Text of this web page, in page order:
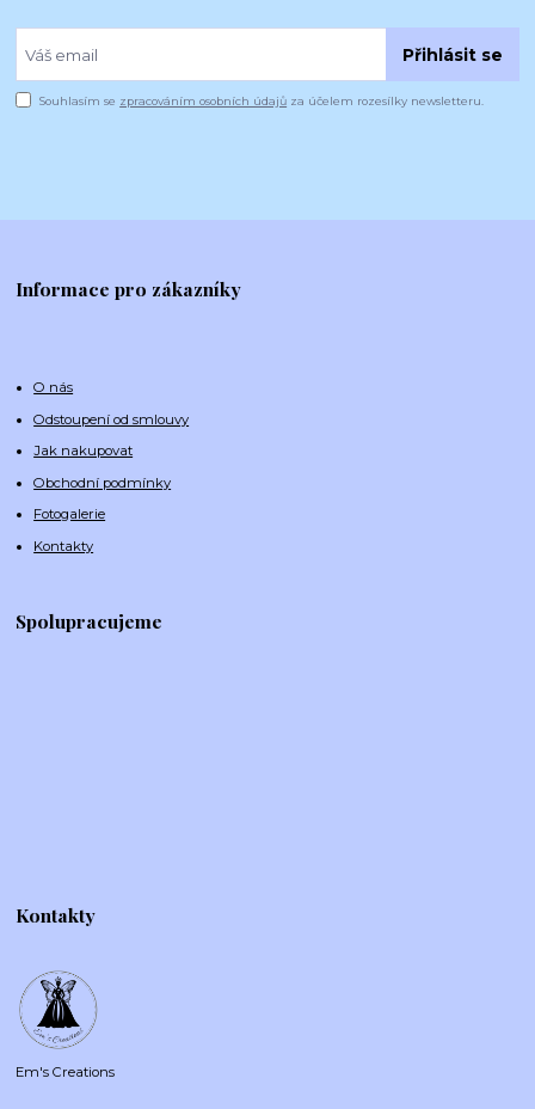
Přihlásit se
Souhlasím se zpracováním osobních údajů za účelem rozesílky newsletteru.
Informace pro zákazníky
O nás
Odstoupení od smlouvy
Jak nakupovat
Obchodní podmínky
Fotogalerie
Kontakty
Spolupracujeme
Kontakty
Em's Creations